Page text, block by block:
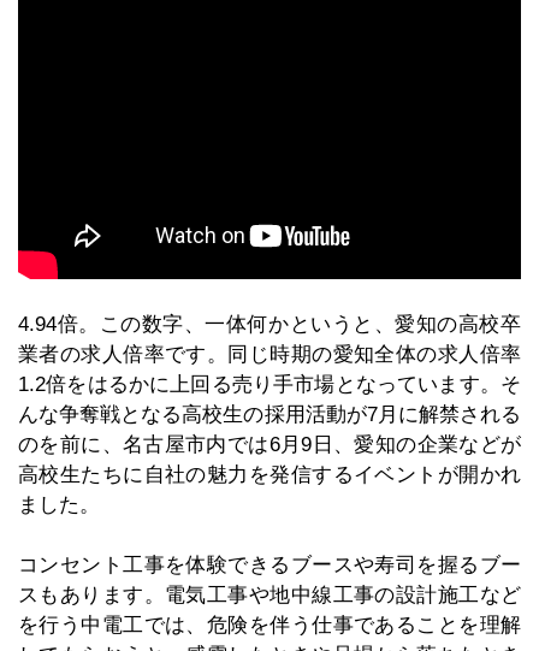
4.94倍。この数字、一体何かというと、愛知の高校卒
業者の求人倍率です。同じ時期の愛知全体の求人倍率
1.2倍をはるかに上回る売り手市場となっています。そ
んな争奪戦となる高校生の採用活動が7月に解禁される
のを前に、名古屋市内では6月9日、愛知の企業などが
高校生たちに自社の魅力を発信するイベントが開かれ
ました。
コンセント工事を体験できるブースや寿司を握るブー
スもあります。電気工事や地中線工事の設計施工など
を行う中電工では、危険を伴う仕事であることを理解